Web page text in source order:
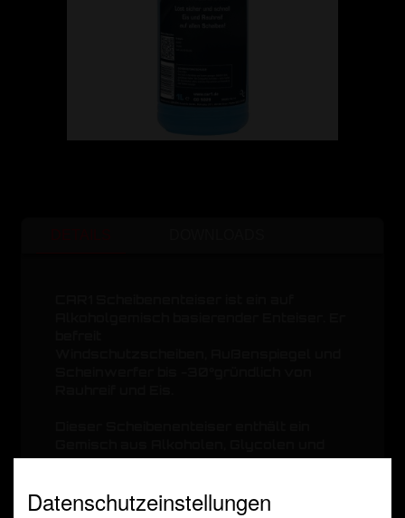
bringt eine klare Sicht bei
Streifenbildung.
Datenschutzeinstellungen